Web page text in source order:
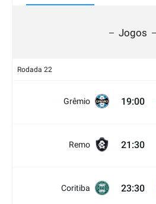
Jogos
Rodada 22
Grêmio 19:00
Remo 21:30
Coritiba 23:30